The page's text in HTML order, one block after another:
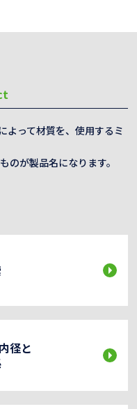
よって材質を、使用するミ
のが製品名になります。
径と